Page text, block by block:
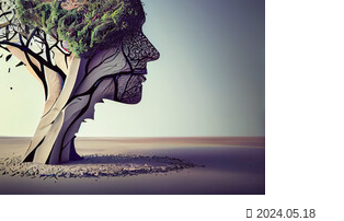
2024.05.18